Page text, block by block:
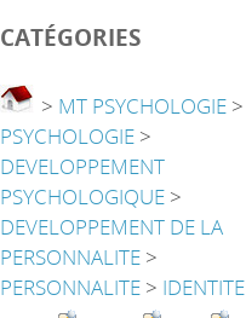
CATÉGORIES
> MT PSYCHOLOGIE >
PSYCHOLOGIE >
DEVELOPPEMENT
PSYCHOLOGIQUE >
DEVELOPPEMENT DE LA
PERSONNALITE >
PERSONNALITE > IDENTITE